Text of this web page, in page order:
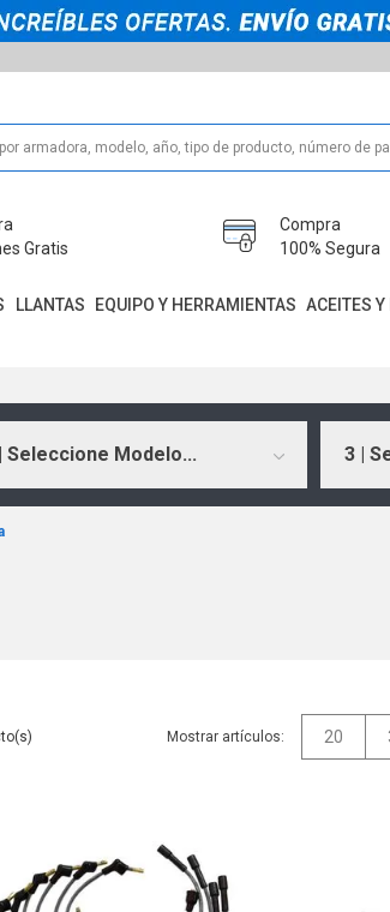
Gratis
Compra
100% Segura
LLANTAS EQUIPO Y HERRAMIENTAS ACEITES
Seleccione Modelo... 3 |
Mostrar artículos: 20